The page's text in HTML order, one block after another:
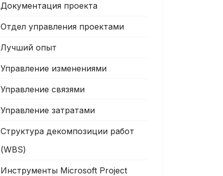
Документация проекта
Отдел управления проектами
Лучший опыт
Управление изменениями
Управление связями
Управление затратами
Структура декомпозиции работ
(WBS)
Инструменты Microsoft Project